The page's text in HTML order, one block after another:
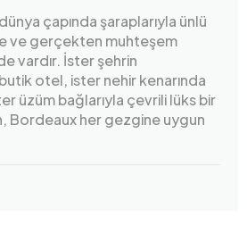
çapında şaraplarıyla ünlü
ve gerçekten muhteşem
vardır. İster şehrin
otel, ister nehir kenarında
üzüm bağlarıyla çevrili lüks bir
Bordeaux her gezgine uygun